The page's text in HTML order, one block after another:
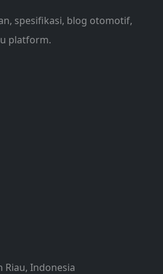
spesifikasi, blog otomotif,
platform.
Riau, Indonesia